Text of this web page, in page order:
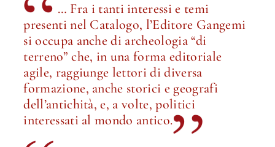
… Fra i tanti interessi e temi
presenti nel Catalogo, l’Editore Gangemi
si occupa anche di archeologia “di
terreno” che, in una forma editoriale
agile, raggiunge lettori di diversa
formazione, anche storici e geografi
dell’antichità, e, a volte, politici
interessati al mondo antico.